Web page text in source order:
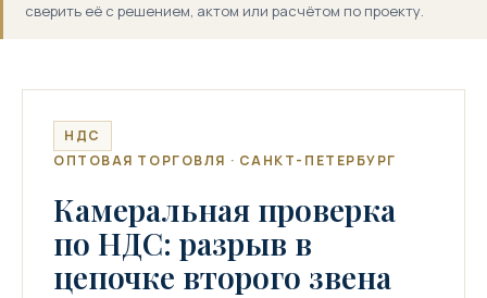
сверить её с решением, актом или расчётом по проекту.
НДС
ОПТОВАЯ ТОРГОВЛЯ · САНКТ-ПЕТЕРБУРГ
Камеральная проверка
по НДС: разрыв в
цепочке второго звена